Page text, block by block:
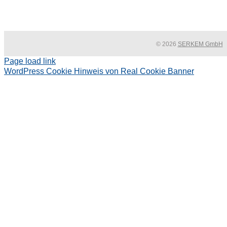
© 2026 SERKEM GmbH
Page load link
WordPress Cookie Hinweis von Real Cookie Banner